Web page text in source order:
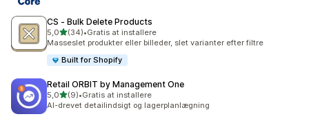
CS ‑ Bulk Delete Products
5,0ud af 5 stjerner
(34)
34 anmeldelser i alt
•Gratis at installere
Masseslet produkter eller billeder, slet varianter efter filtre
Built for Shopify
Retail ORBIT by Management One
5,0ud af 5 stjerner
(9)
9 anmeldelser i alt
•Gratis at installere
AI-drevet detailindsigt og lagerplanlægning